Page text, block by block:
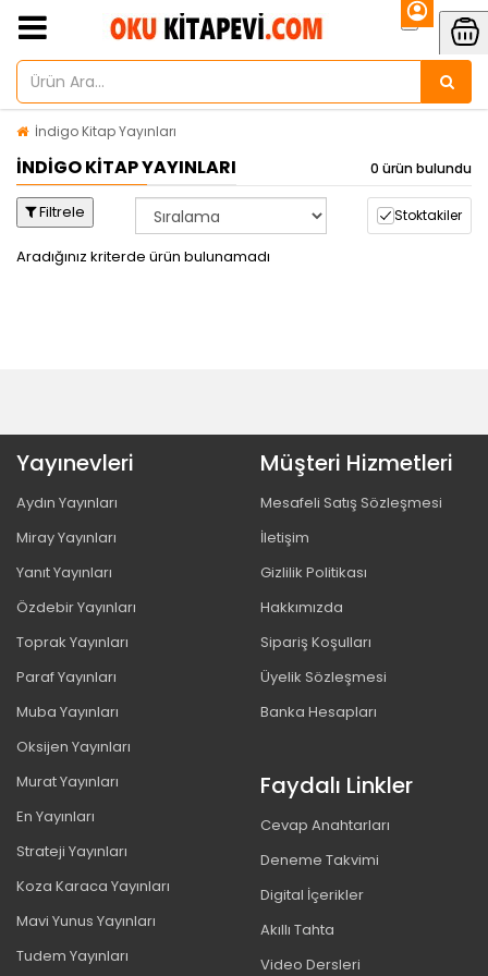
İndigo Kitap Yayınları
İNDIGO KITAP YAYINLARI 0 ürün bulundu
Filtrele Stoktakiler
Aradığınız kriterde ürün bulunamadı
Yayınevleri
Aydın Yayınları
Miray Yayınları
Yanıt Yayınları
Özdebir Yayınları
Toprak Yayınları
Paraf Yayınları
Muba Yayınları
Oksijen Yayınları
Murat Yayınları
En Yayınları
Strateji Yayınları
Koza Karaca Yayınları
Mavi Yunus Yayınları
Tudem Yayınları
Müşteri Hizmetleri
Mesafeli Satış Sözleşmesi
İletişim
Gizlilik Politikası
Hakkımızda
Sipariş Koşulları
Üyelik Sözleşmesi
Banka Hesapları
Faydalı Linkler
Cevap Anahtarları
Deneme Takvimi
Digital İçerikler
Akıllı Tahta
Video Dersleri